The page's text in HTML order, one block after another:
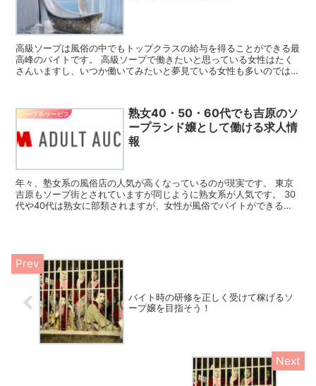
高級ソープは風俗の中でもトップクラスの給与を得ることができる最
高峰のバイトです。 高級ソープで働きたいと思っている女性はたく
さんいますし、いつか働いてみたいと夢見ている女性も多いのではな
ソープ系サービス
熟女40・50・60代でも吉原のソ
ープランド嬢として働ける求人情
報
年々、塾女系の風俗店の人気が高くなっているのが現実です。 東京
吉原もソープ街とされていますが同じように熟女系が人気です。 30
代や40代は熟女に部類されますが、女性が風俗でバイトができる店
バイト時の研修を正しく受けて稼げるソ
ープ嬢を目指そう！